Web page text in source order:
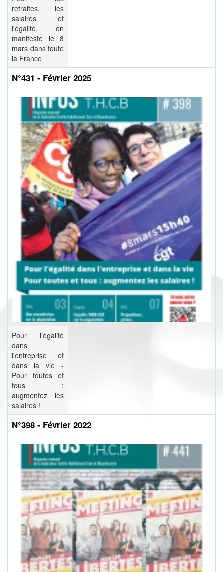
retraites, les
salaires et
l'égalité, on
manifeste le 8
mars dans toute
la France
N°431 - Février 2025
Pour l'égalité
dans
l'entreprise et
dans la vie -
Pour toutes et
tous :
augmentez les
salaires !
N°398 - Février 2022